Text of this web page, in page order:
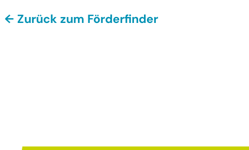
← Zurück zum Förderfinder